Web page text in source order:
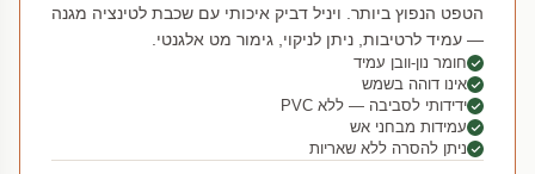
הטפט הנפוץ ביותר. ויניל דביק איכותי עם שכבת לטינציה מגנה
— עמיד לרטיבות, ניתן לניקוי, גימור מט אלגנטי.
חומר נון-וובן עמיד
אינו דוהה בשמש
ידידותי לסביבה — ללא PVC
עמידות מבחני אש
ניתן להסרה ללא שאריות